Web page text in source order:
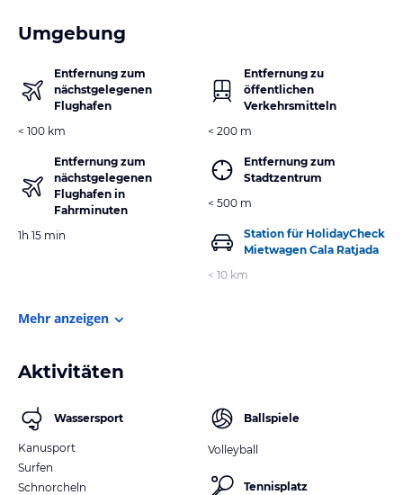
Umgebung
Entfernung zum
nächstgelegenen
Flughafen
< 100 km
Entfernung zum
nächstgelegenen
Flughafen in
Fahrminuten
1h 15 min
Entfernung zu
öffentlichen
Verkehrsmitteln
< 200 m
Entfernung zum
Stadtzentrum
< 500 m
Station für HolidayCheck
Mietwagen Cala Ratjada
< 10 km
Mehr anzeigen
Aktivitäten
Wassersport
Kanusport
Surfen
Schnorcheln
Ballspiele
Volleyball
Tennisplatz